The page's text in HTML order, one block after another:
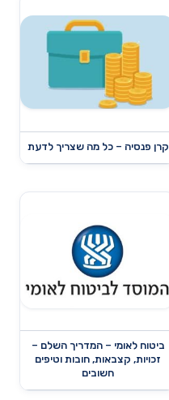
קרן פנסיה – כל מה שצריך לדעת
ביטוח לאומי – המדריך השלם –
זכויות, קצבאות, חובות וטיפים
חשובים